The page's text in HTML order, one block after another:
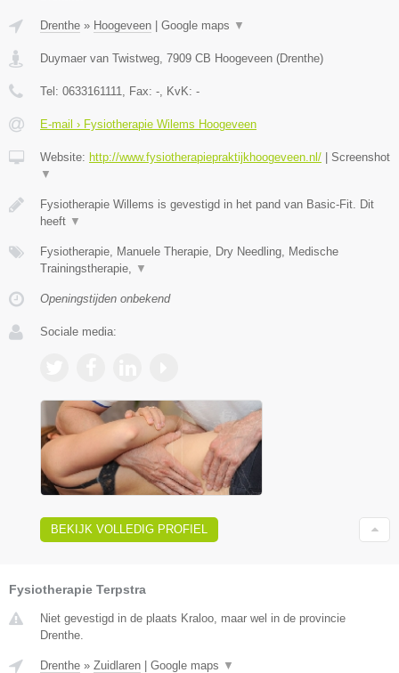
Drenthe » Hoogeveen | Google maps ▼
Duymaer van Twistweg 7909 CB Hoogeveen (Drenthe)
Tel: 0633161111 , Fax: - , KvK: -
E-mail › Fysiotherapie Wilems Hoogeveen
Website: http://www.fysiotherapiepraktijkhoogeveen.nl/ | Screenshot
▼
Fysiotherapie Willems is gevestigd in het pand van Basic-Fit. Dit
heeft ▼
Fysiotherapie, Manuele Therapie, Dry Needling, Medische
Trainingstherapie,
▼
Openingstijden onbekend
Sociale media:
BEKIJK VOLLEDIG PROFIEL
Fysiotherapie Terpstra
Niet gevestigd in de plaats Kraloo, maar wel in de provincie
Drenthe.
Drenthe » Zuidlaren Google maps ▼